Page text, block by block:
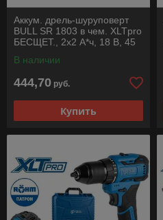
Аккум. дрель-шуруповерт
BULL SR 1803 в чем. XLTpro
БЕСЩЕТ., 2x2 А*ч, 18 В, 45
В наличии
444,70 руб.
Купить